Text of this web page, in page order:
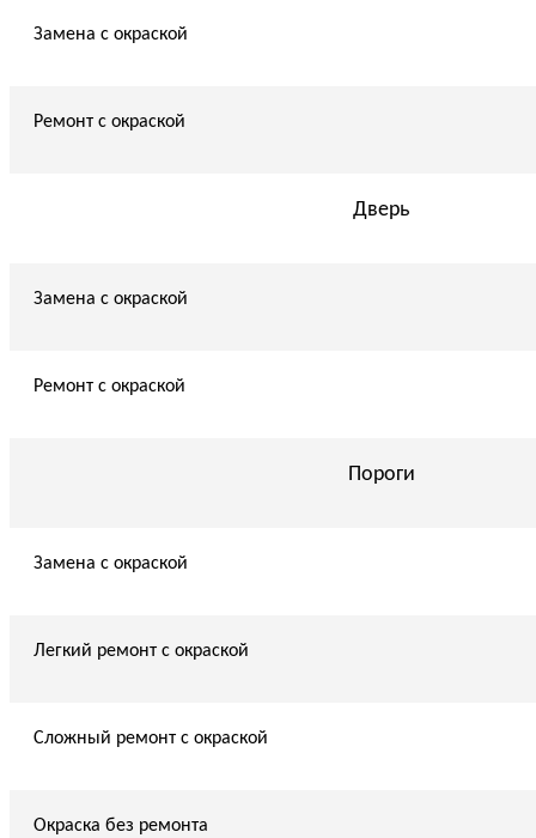
Замена с окраской
Ремонт с окраской
Дверь
Замена с окраской
Ремонт с окраской
Пороги
Замена с окраской
Легкий ремонт с окраской
Сложный ремонт с окраской
Окраска без ремонта